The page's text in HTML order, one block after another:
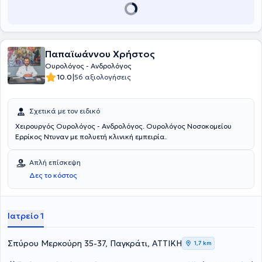
Παπαϊωάννου Χρήστος
Ουρολόγος - Ανδρολόγος
10.0|56 αξιολογήσεις
Σχετικά με τον ειδικό
Χειρουργός Ουρολόγος - Ανδρολόγος. Ουρολόγος Νοσοκομείου
Ερρίκος Ντυναν με πολυετή κλινική εμπειρία.
Απλή επίσκεψη
Δες το κόστος
Ιατρείο 1
Σπύρου Μερκούρη 35-37, Παγκράτι, ΑΤΤΙΚΗ 1,7 km